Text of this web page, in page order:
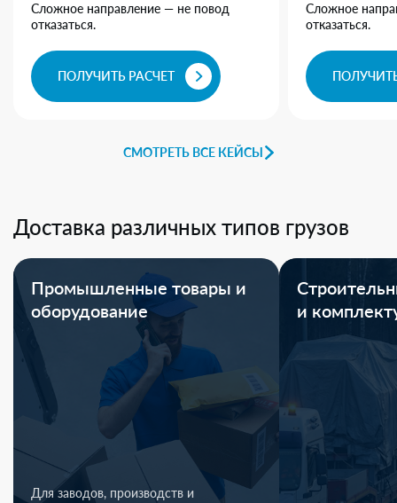
СМОТРЕТЬ ВСЕ КЕЙСЫ
Сложное направление — не повод
отказаться.
ПОЛУЧИТЬ РАСЧЕТ
Сложное
отказаться.
Доставка различных типов грузов
Промышленные товары и
оборудование
Для заводов, производств и
и